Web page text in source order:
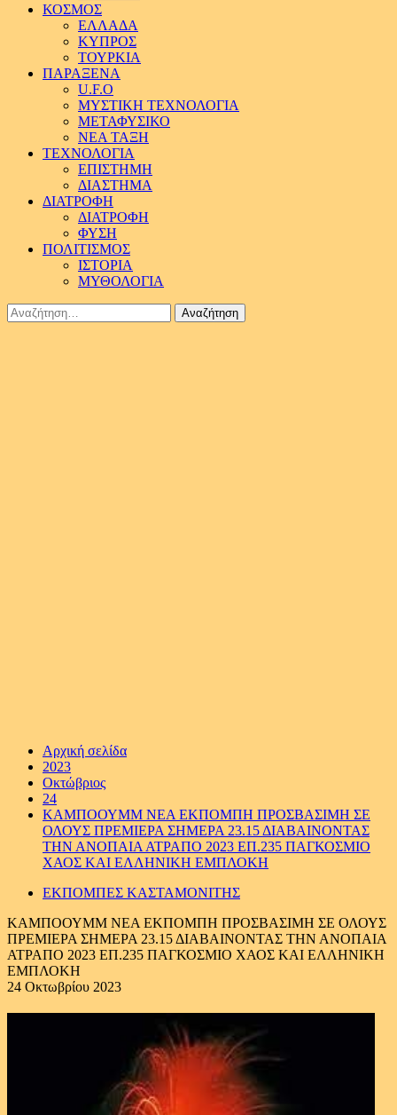
ΚΟΣΜΟΣ
ΕΛΛΑΔΑ
ΚΥΠΡΟΣ
ΤΟΥΡΚΙΑ
ΠΑΡΑΞΕΝΑ
U.F.O
ΜΥΣΤΙΚΗ ΤΕΧΝΟΛΟΓΙΑ
ΜΕΤΑΦΥΣΙΚΟ
ΝΕΑ ΤΑΞΗ
ΤΕΧΝΟΛΟΓΙΑ
ΕΠΙΣΤΗΜΗ
ΔΙΑΣΤΗΜΑ
ΔΙΑΤΡΟΦΗ
ΔΙΑΤΡΟΦΗ
ΦΥΣΗ
ΠΟΛΙΤΙΣΜΟΣ
ΙΣΤΟΡΙΑ
ΜΥΘΟΛΟΓΙΑ
Αναζήτηση
για:
Αρχική σελίδα
2023
Οκτώβριος
24
ΚΑΜΠΟΟΥΜΜ ΝΕΑ ΕΚΠΟΜΠΗ ΠΡΟΣΒΑΣΙΜΗ ΣΕ
ΟΛΟΥΣ ΠΡΕΜΙΕΡΑ ΣΗΜΕΡΑ 23.15 ΔΙΑΒΑΙΝΟΝΤΑΣ
ΤΗΝ ΑΝΟΠΑΙΑ ΑΤΡΑΠΟ 2023 ΕΠ.235 ΠΑΓΚΟΣΜΙΟ
ΧΑΟΣ ΚΑΙ ΕΛΛΗΝΙΚΗ ΕΜΠΛΟΚΗ
ΕΚΠΟΜΠΕΣ ΚΑΣΤΑΜΟΝΙΤΗΣ
ΚΑΜΠΟΟΥΜΜ ΝΕΑ ΕΚΠΟΜΠΗ ΠΡΟΣΒΑΣΙΜΗ ΣΕ ΟΛΟΥΣ
ΠΡΕΜΙΕΡΑ ΣΗΜΕΡΑ 23.15 ΔΙΑΒΑΙΝΟΝΤΑΣ ΤΗΝ ΑΝΟΠΑΙΑ
ΑΤΡΑΠΟ 2023 ΕΠ.235 ΠΑΓΚΟΣΜΙΟ ΧΑΟΣ ΚΑΙ ΕΛΛΗΝΙΚΗ
ΕΜΠΛΟΚΗ
24 Οκτωβρίου 2023